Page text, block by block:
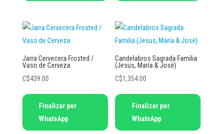
Jarra Cervecera Frosted /
Vaso de Cerveza
C$439.00
Este
productoFinalizar por
WhatsApp
Candelabros Sagrada Familia
(Jesus, María & José)
C$1,354.00
Finalizar por
WhatsApp